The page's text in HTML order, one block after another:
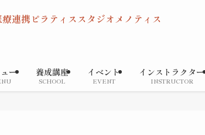
ー 養成講座
SCHOOL
イベント
EVENT
インストラクター
INSTRUCTOR